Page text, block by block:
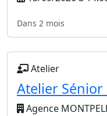
Dans 2 mois
Atelier
Atelier Sénior
Agence